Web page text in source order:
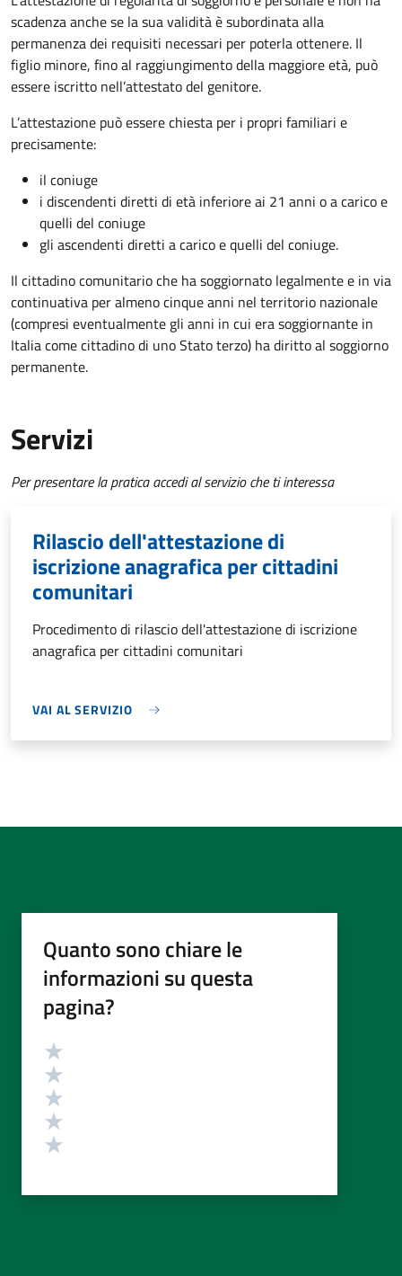
scadenza anche se la sua validità è subordinata alla
permanenza dei requisiti necessari per poterla ottenere. Il
figlio minore, fino al raggiungimento della maggiore età, può
essere iscritto nell’attestato del genitore.
L’attestazione può essere chiesta per i propri familiari e
precisamente:
il coniuge
i discendenti diretti di età inferiore ai 21 anni o a carico e
quelli del coniuge
gli ascendenti diretti a carico e quelli del coniuge.
Il cittadino comunitario che ha soggiornato legalmente e in via
continuativa per almeno cinque anni nel territorio nazionale
(compresi eventualmente gli anni in cui era soggiornante in
Italia come cittadino di uno Stato terzo) ha diritto al soggiorno
permanente.
Servizi
Per presentare la pratica accedi al servizio che ti interessa
Rilascio dell'attestazione di
iscrizione anagrafica per cittadini
comunitari
Procedimento di rilascio dell'attestazione di iscrizione
anagrafica per cittadini comunitari
VAI AL SERVIZIO
Quanto sono chiare le
informazioni su questa
pagina?
Valutazione